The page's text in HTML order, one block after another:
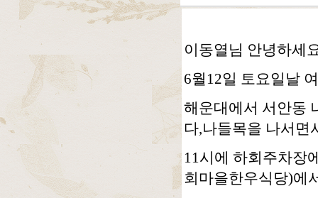
이동열님 안녕하세
6월12일 토요일날
해운대에서 서안동
다,나들목을 나서면
11시에 하회주차장
회마을한우식당)에